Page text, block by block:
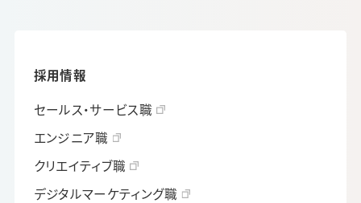
採用情報
セールス・サービス職
エンジニア職
クリエイティブ職
デジタルマーケティング職